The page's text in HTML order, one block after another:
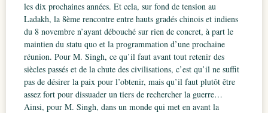
les dix prochaines années. Et cela, sur fond de tension au
Ladakh, la 8ème rencontre entre hauts gradés chinois et indiens
du 8 novembre n’ayant débouché sur rien de concret, à part le
maintien du statu quo et la programmation d’une prochaine
réunion. Pour M. Singh, ce qu’il faut avant tout retenir des
siècles passés et de la chute des civilisations, c’est qu’il ne suffit
pas de désirer la paix pour l’obtenir, mais qu’il faut plutôt être
assez fort pour dissuader un tiers de rechercher la guerre…
Ainsi, pour M. Singh, dans un monde qui met en avant la